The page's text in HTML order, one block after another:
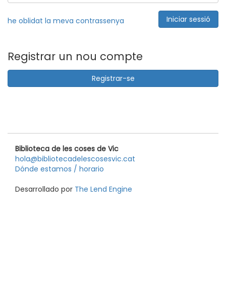
he oblidat la meva contrassenya
Registrar un nou compte
Registrar-se
Biblioteca de les coses de Vic
hola@bibliotecadelescosesvic.cat
Dónde estamos / horario
Desarrollado por The Lend Engine